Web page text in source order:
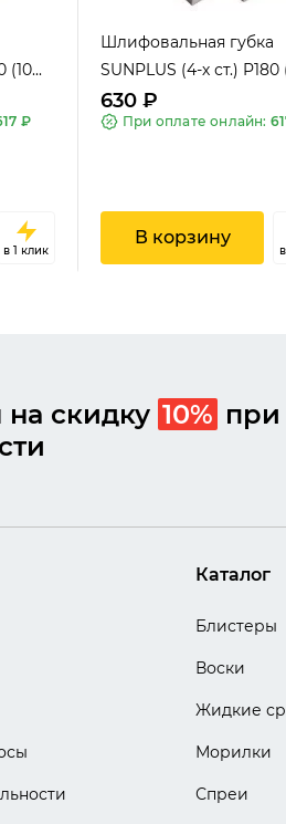
(10...
₽
в 1 клик
Шлифовальная губка
SUNPLUS (4-х ст.) P180
630 ₽
При оплате онлайн:
В корзину
скидку 10% при
Каталог
Блистеры
Воски
Жидкие
Морилки
Спреи